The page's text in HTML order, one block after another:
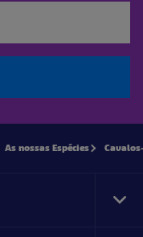
As nossas Espécies